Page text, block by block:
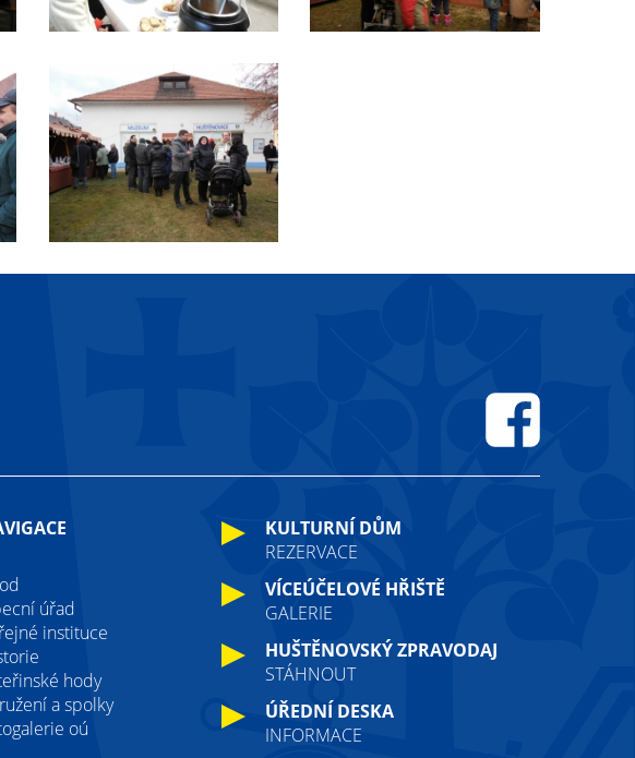
úřad
instituce
hody
a spolky
oú
KULTURNÍ DŮM
REZERVACE
VÍCEÚČELOVÉ HŘIŠTĚ
GALERIE
HUŠTĚNOVSKÝ ZPRAVODAJ
STÁHNOUT
ÚŘEDNÍ DESKA
INFORMACE